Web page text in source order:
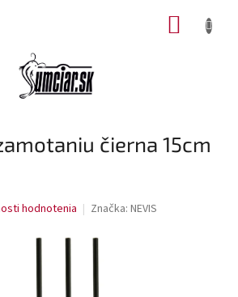
čierna 15cm
hodnotenia Značka: NEVIS